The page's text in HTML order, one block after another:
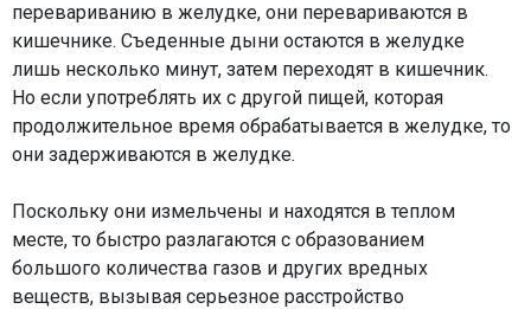
перевариванию в желудке, они перевариваются в
кишечнике. Съеденные дыни остаются в желудке
лишь несколько минут, затем переходят в кишечник.
Но если употреблять их с другой пищей, которая
продолжительное время обрабатывается в желудке, то
они задерживаются в желудке.
Поскольку они измельчены и находятся в теплом
месте, то быстро разлагаются с образованием
большого количества газов и других вредных
веществ, вызывая серьезное расстройство